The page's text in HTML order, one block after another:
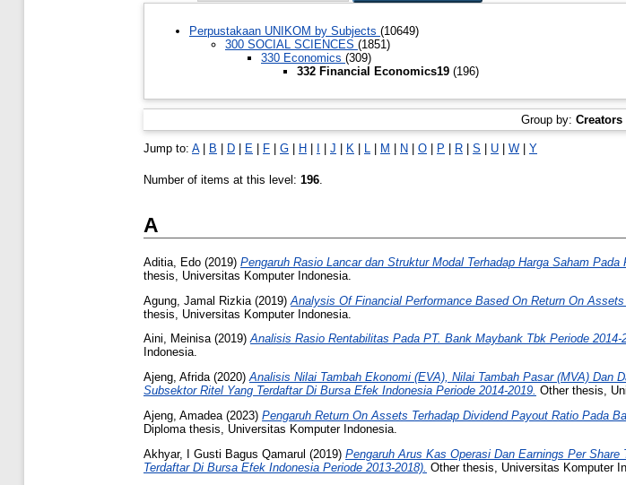
Perpustakaan UNIKOM by Subjects (10649)
300 SOCIAL SCIENCES (1851)
330 Economics (309)
332 Financial Economics19 (196)
Group by: Creators
Jump to: A| B | D | E | F | G | H | I | J | K | L | M | N | O | P | R | S | U | W | Y
Number of items at this level: 196
A
Aditia, Edo (2019) Pengaruh Rasio Lancar dan Struktur Modal Terhadap Harga Saham
thesis, Universitas Komputer Indonesia.
Agung, Jamal Rizkia (2019) Analysis Of Financial Performance Based On Return On
thesis, Universitas Komputer Indonesia.
Aini, Meinisa(2019)Analisis Rasio Rentabilitas Pada PT. Bank Maybank Tbk Periode
Indonesia.
Ajeng, Afrida(2020)Analisis Nilai Tambah Ekonomi (EVA), Nilai Tambah Pasar (MVA) Dan
Subsektor Ritel Yang Terdaftar Di Bursa Efek Indonesia Periode 2014-2019. Other thesis,
Ajeng, Amadea (2023) Pengaruh Return On Assets Terhadap Dividend Payout Ratio Pada
Diploma thesis, Universitas Komputer Indonesia.
Akhyar, I Gusti Bagus Qamarul (2019) Pengaruh Arus Kas Operasi Dan Earnings Per
Terdaftar Di Bursa Efek Indonesia Periode 2013-2018). Other thesis, Universitas Komputer